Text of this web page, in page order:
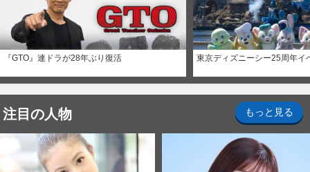
『GTO』連ドラが28年ぶり復活 東京ディズニーシー25周年イ
注目の人物 もっと見る